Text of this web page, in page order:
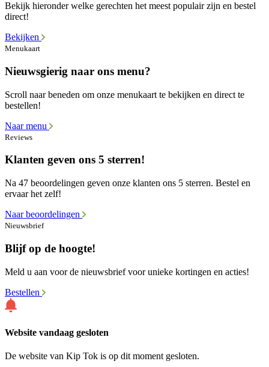
Bekijk hieronder welke gerechten het meest populair zijn en bestel
direct!
Bekijken
Menukaart
Nieuwsgierig naar ons menu?
Scroll naar beneden om onze menukaart te bekijken en direct te
bestellen!
Naar menu
Reviews
Klanten geven ons 5 sterren!
Na 47 beoordelingen geven onze klanten ons 5 sterren. Bestel en
ervaar het zelf!
Naar beoordelingen
Nieuwsbrief
Blijf op de hoogte!
Meld u aan voor de nieuwsbrief voor unieke kortingen en acties!
Bestellen
Website vandaag gesloten
De website van Kip Tok is op dit moment gesloten.